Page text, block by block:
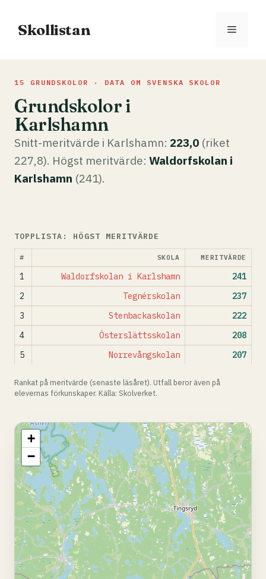
innehåll
Skollistan Meny
15 GRUNDSKOLOR · DATA OM SVENSKA SKOLOR
Grundskolor i
Karlshamn
Snitt-meritvärde i Karlshamn: 223,0 (riket
227,8). Högst meritvärde: Waldorfskolan i
Karlshamn (241).
TOPPLISTA: HÖGST MERITVÄRDE
# SKOLA MERITVÄRDE
1 Waldorfskolan i Karlshamn
241
2
Tegnérskolan
237
3
Stenbackaskolan
222
4
Österslättsskolan
208
5
Norrevångskolan 207
Rankat på meritvärde (senaste läsåret). Utfall beror även på
elevernas förkunskaper. Källa: Skolverket.
+
−